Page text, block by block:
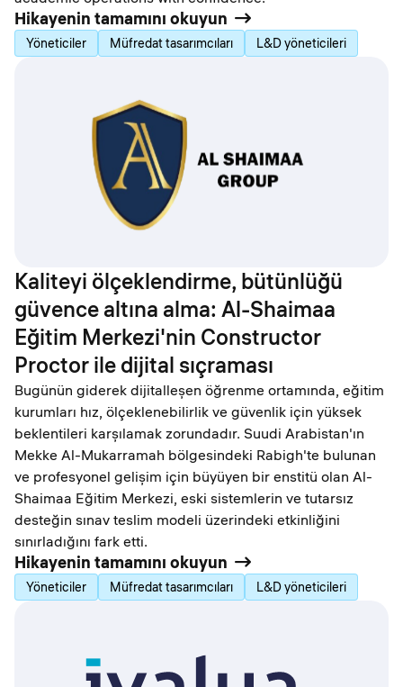
Hikayenin tamamını okuyun
Yöneticiler Müfredat tasarımcıları L&D yöneticileri
Kaliteyi ölçeklendirme, bütünlüğü
güvence altına alma: Al-Shaimaa
Eğitim Merkezi'nin Constructor
Proctor ile dijital sıçraması
Bugünün giderek dijitalleşen öğrenme ortamında, eğitim
kurumları hız, ölçeklenebilirlik ve güvenlik için yüksek
beklentileri karşılamak zorundadır. Suudi Arabistan'ın
Mekke Al-Mukarramah bölgesindeki Rabigh'te bulunan
ve profesyonel gelişim için büyüyen bir enstitü olan Al-
Shaimaa Eğitim Merkezi, eski sistemlerin ve tutarsız
desteğin sınav teslim modeli üzerindeki etkinliğini
sınırladığını fark etti.
Hikayenin tamamını okuyun
Yöneticiler Müfredat tasarımcıları L&D yöneticileri